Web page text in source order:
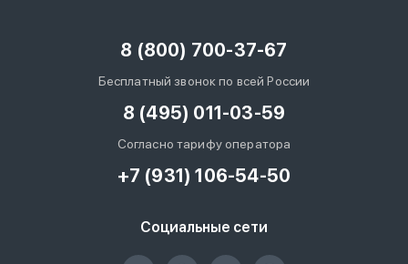
8 (800) 700-37-67
Бесплатный звонок по всей России
8 (495) 011-03-59
Согласно тарифу оператора
+7 (931) 106-54-50
Социальные сети